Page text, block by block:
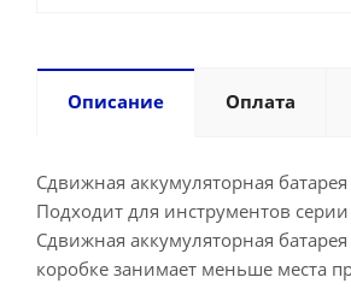
Описание Оплата
Сдвижная аккумуляторная
Подходит для инструментов
Сдвижная аккумуляторная
коробке занимает меньше места